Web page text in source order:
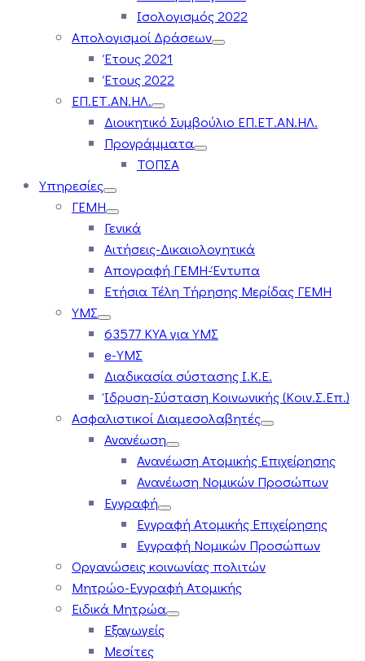
Ισολογισμός 2022
Απολογισμοί Δράσεων
Έτους 2021
Έτους 2022
ΕΠ.ΕΤ.ΑΝ.ΗΛ.
Διοικητικό Συμβούλιο ΕΠ.ΕΤ.ΑΝ.ΗΛ.
Προγράμματα
ΤΟΠΣΑ
Υπηρεσίες
ΓΕΜΗ
Γενικά
Αιτήσεις-Δικαιολογητικά
Απογραφή ΓΕΜΗ-Έντυπα
Ετήσια Τέλη Τήρησης Μερίδας ΓΕΜΗ
ΥΜΣ
63577 ΚΥΑ για ΥΜΣ
e-ΥΜΣ
Διαδικασία σύστασης Ι.Κ.Ε.
Ίδρυση-Σύσταση Κοινωνικής (Κοιν.Σ.Επ.)
Ασφαλιστικοί Διαμεσολαβητές
Ανανέωση
Ανανέωση Ατομικής Επιχείρησης
Ανανέωση Νομικών Προσώπων
Εγγραφή
Εγγραφή Ατομικής Επιχείρησης
Εγγραφή Νομικών Προσώπων
Οργανώσεις κοινωνίας πολιτών
Μητρώο-Εγγραφή Ατομικής
Ειδικά Μητρώα
Εξαγωγείς
Μεσίτες